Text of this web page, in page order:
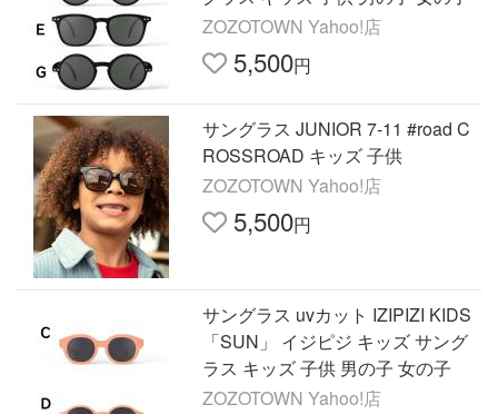
ZOZOTOWN Yahoo!店
5,500円
サングラス JUNIOR 7-11 #road C
ROSSROAD キッズ 子供
ZOZOTOWN Yahoo!店
5,500円
サングラス uvカット IZIPIZI KIDS
「SUN」 イジピジ キッズ サング
ラス キッズ 子供 男の子 女の子
ZOZOTOWN Yahoo!店